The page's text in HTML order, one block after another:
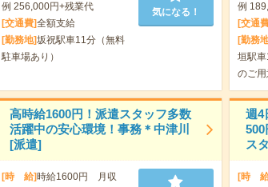
例 256,000円+残業代
[交通費]全額支給
[勤務地]坂祝駅車11分（無料
駐車場あり）
気になる！
例
[交通
[勤務
垣駅
のご用
高時給1600円！派遣スタッフ多数
活躍中の安心環境！事務＊中津川
[派遣]
[時 給]時給1600円 月収
週4
500
ス
[時